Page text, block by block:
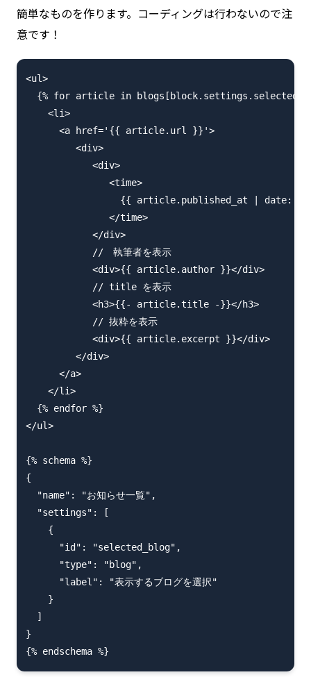
簡単なものを作ります。コーディングは行わないので注
意です！
<ul>
{% for article in
    <li>
      <a href='{{ article.url }}'>
         <div>
            <div>
               <time>
{{ article.published_at | date:
               </time>
            </div>
            //　執筆者を表示
            <div>{{ article.author }}</div>
            // title を表示
            <h3>{{- article.title -}}</h3>
            // 抜粋を表示
            <div>{{ article.excerpt }}</div>
         </div>
      </a>
    </li>
  {% endfor %}
</ul>
{% schema %}
{
  "name": "お知らせ一覧",
  "settings": [
    {
      "id": "selected_blog",
      "type": "blog",
      "label": "表示するブログを選択"
    }
  ]
}